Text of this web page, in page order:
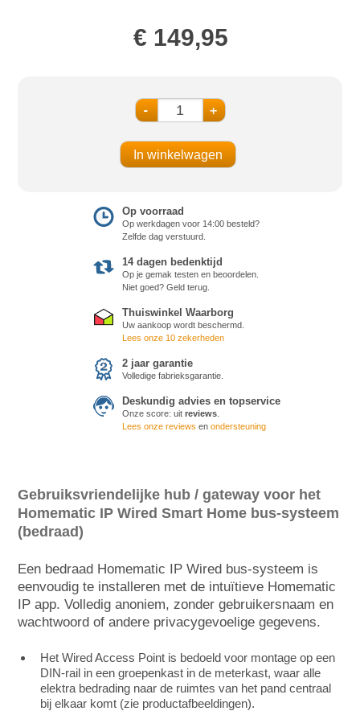
€ 149,95
- +
Op voorraad
Op werkdagen voor 14:00 besteld?
Zelfde dag verstuurd.
14 dagen bedenktijd
Op je gemak testen en beoordelen.
Niet goed? Geld terug.
Thuiswinkel Waarborg
Uw aankoop wordt beschermd.
Lees onze 10 zekerheden
2 jaar garantie
Volledige fabrieksgarantie.
Deskundig advies en topservice
Onze score: uit reviews
Lees onze reviews en ondersteuning
Gebruiksvriendelijke hub / gateway voor het
Homematic IP Wired Smart Home bus-systeem
(bedraad)
Een bedraad Homematic IP Wired bus-systeem is
eenvoudig te installeren met de intuïtieve Homematic
IP app. Volledig anoniem, zonder gebruikersnaam en
wachtwoord of andere privacygevoelige gegevens.
Het Wired Access Point is bedoeld voor montage op een
DIN-rail in een groepenkast in de meterkast, waar alle
elektra bedrading naar de ruimtes van het pand centraal
bij elkaar komt (zie productafbeeldingen).